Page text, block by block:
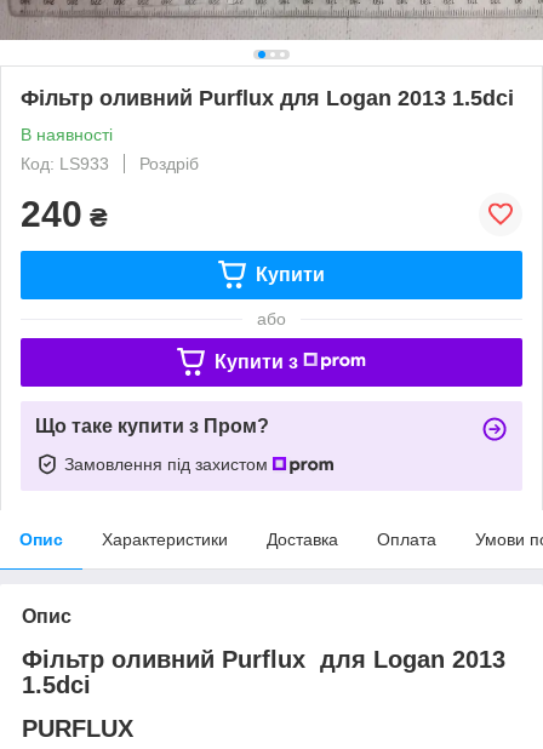
Фільтр оливний Purflux для Logan 2013 1.5dci
В наявності
Код: LS933
Роздріб
240 ₴
Купити
або
Купити з
Що таке купити з Пром?
Замовлення під захистом
Опис Характеристики Доставка Оплата Умови
Опис
Фільтр оливний Purflux для Logan 2013
1.5dci
PURFLUX